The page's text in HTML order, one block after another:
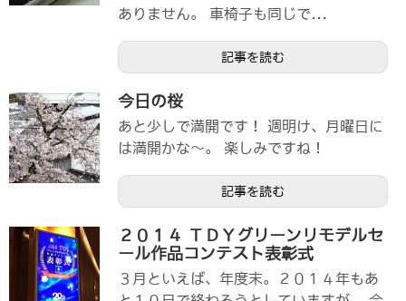
ありません。 車椅子も同じで...
記事を読む
今日の桜
あと少しで満開です！ 週明け、月曜日に
は満開かな～。 楽しみですね！
記事を読む
２０１４ ＴＤＹグリーンリモデルセ
ール作品コンテスト表彰式
３月といえば、年度末。２０１４年もあ